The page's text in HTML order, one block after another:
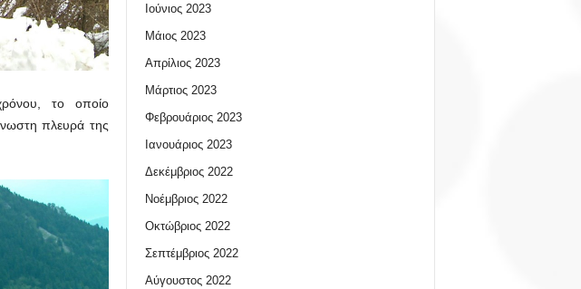
το οποίο
πλευρά της
Ιούνιος 2023
Μάιος 2023
Απρίλιος 2023
Μάρτιος 2023
Φεβρουάριος 2023
Ιανουάριος 2023
Δεκέμβριος 2022
Νοέμβριος 2022
Οκτώβριος 2022
Σεπτέμβριος 2022
Αύγουστος 2022